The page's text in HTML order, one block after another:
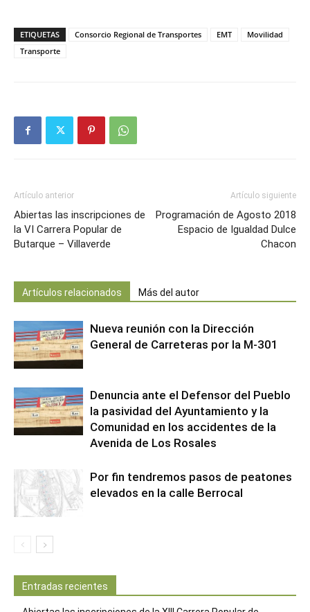
ETIQUETAS Consorcio Regional de Transportes EMT
Movilidad
Transporte
Artículo anterior
Abiertas las inscripciones de
la VI Carrera Popular de
Butarque – Villaverde
Artículo siguiente
Programación de Agosto 2018
Espacio de Igualdad Dulce
Chacon
Artículos relacionados Más del autor
Nueva reunión con la Dirección
General de Carreteras por la M-301
Denuncia ante el Defensor del Pueblo
la pasividad del Ayuntamiento y la
Comunidad en los accidentes de la
Avenida de Los Rosales
Por fin tendremos pasos de peatones
elevados en la calle Berrocal
Entradas recientes